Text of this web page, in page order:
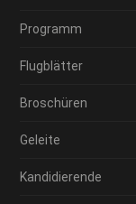
Programm
Flugblätter
Broschüren
Geleite
Kandidierende